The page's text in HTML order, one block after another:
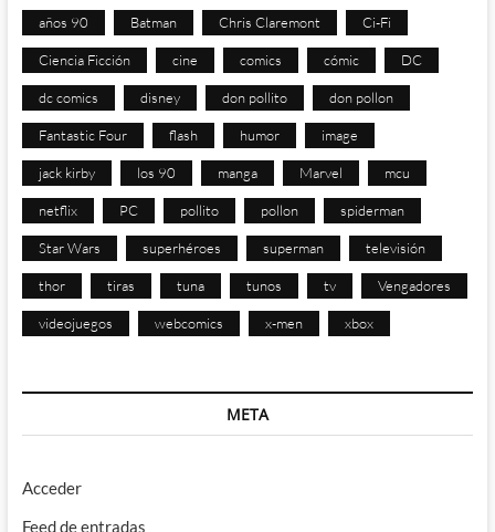
años 90 Batman Chris Claremont Ci-Fi
Ciencia Ficción cine comics cómic DC
dc comics disney don pollito don pollon
Fantastic Four flash humor image
jack kirby los 90 manga Marvel mcu
netflix PC pollito pollon spiderman
Star Wars superhéroes superman televisión
thor tiras tuna tunos tv Vengadores
videojuegos webcomics x-men xbox
META
Acceder
Feed de entradas